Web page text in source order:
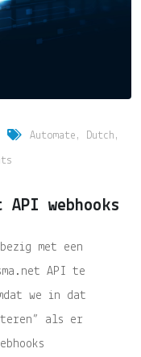
Automate , Dutch ,
webhooks
met een
API te
we in dat
als er